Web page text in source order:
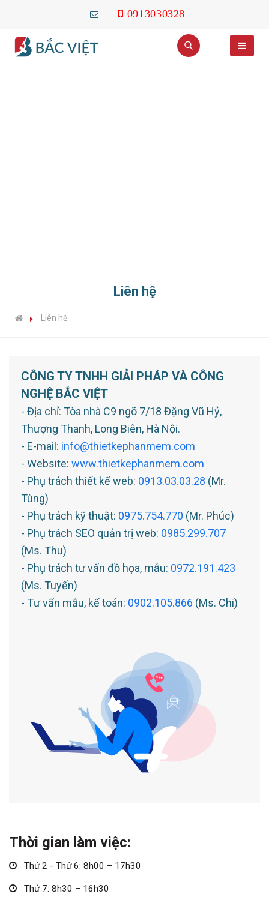
0913030328
Liên hệ
Liên hệ
CÔNG TY TNHH GIẢI PHÁP VÀ CÔNG
NGHỆ BẮC VIỆT
- Địa chỉ: Tòa nhà C9 ngõ 7/18 Đặng Vũ Hỷ,
Thượng Thanh, Long Biên, Hà Nội.
- E-mail: info@thietkephanmem.com
- Website: www.thietkephanmem.com
- Phụ trách thiết kế web: 0913.03.03.28 (Mr.
Tùng)
- Phụ trách kỹ thuật: 0975.754.770 (Mr. Phúc)
- Phụ trách SEO quản trị web: 0985.299.707
(Ms. Thu)
- Phụ trách tư vấn đồ họa, mẫu: 0972.191.423
(Ms. Tuyến)
- Tư vấn mẫu, kế toán: 0902.105.866 (Ms. Chi)
Thời gian làm việc:
Thứ 2 - Thứ 6: 8h00 – 17h30
Thứ 7: 8h30 – 16h30